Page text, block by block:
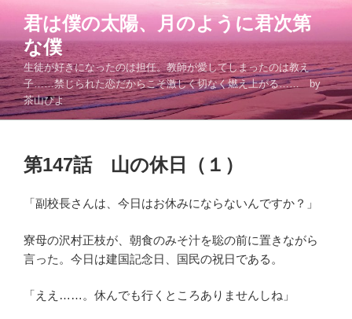
テ
ン
ツ
へ
ス
君は僕の太陽、月のように君次第
な僕
生徒が好きになったのは担任。教師が愛してしまったのは教え
子……禁じられた恋だからこそ激しく切なく燃え上がる…… by
茶山ぴよ
投
稿
第147話 山の休日（１）
「副校長さんは、今日はお休みにならないんですか？」
寮母の沢村正枝が、朝食のみそ汁を聡の前に置きながら
言った。今日は建国記念日、国民の祝日である。
「ええ……。休んでも行くところありませんしね」